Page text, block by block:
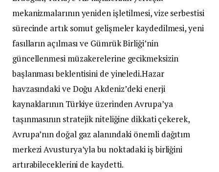
mekanizmalarının yeniden işletilmesi, vize serbestisi
sürecinde artık somut gelişmeler kaydedilmesi, yeni
fasılların açılması ve Gümrük Birliği’nin
güncellenmesi müzakerelerine gecikmeksizin
başlanması beklentisini de yineledi.Hazar
havzasındaki ve Doğu Akdeniz’deki enerji
kaynaklarının Türkiye üzerinden Avrupa’ya
taşınmasının stratejik niteliğine dikkati çekerek,
Avrupa’nın doğal gaz alanındaki önemli dağıtım
merkezi Avusturya’yla bu noktadaki iş birliğini
artırabileceklerini de kaydetti.